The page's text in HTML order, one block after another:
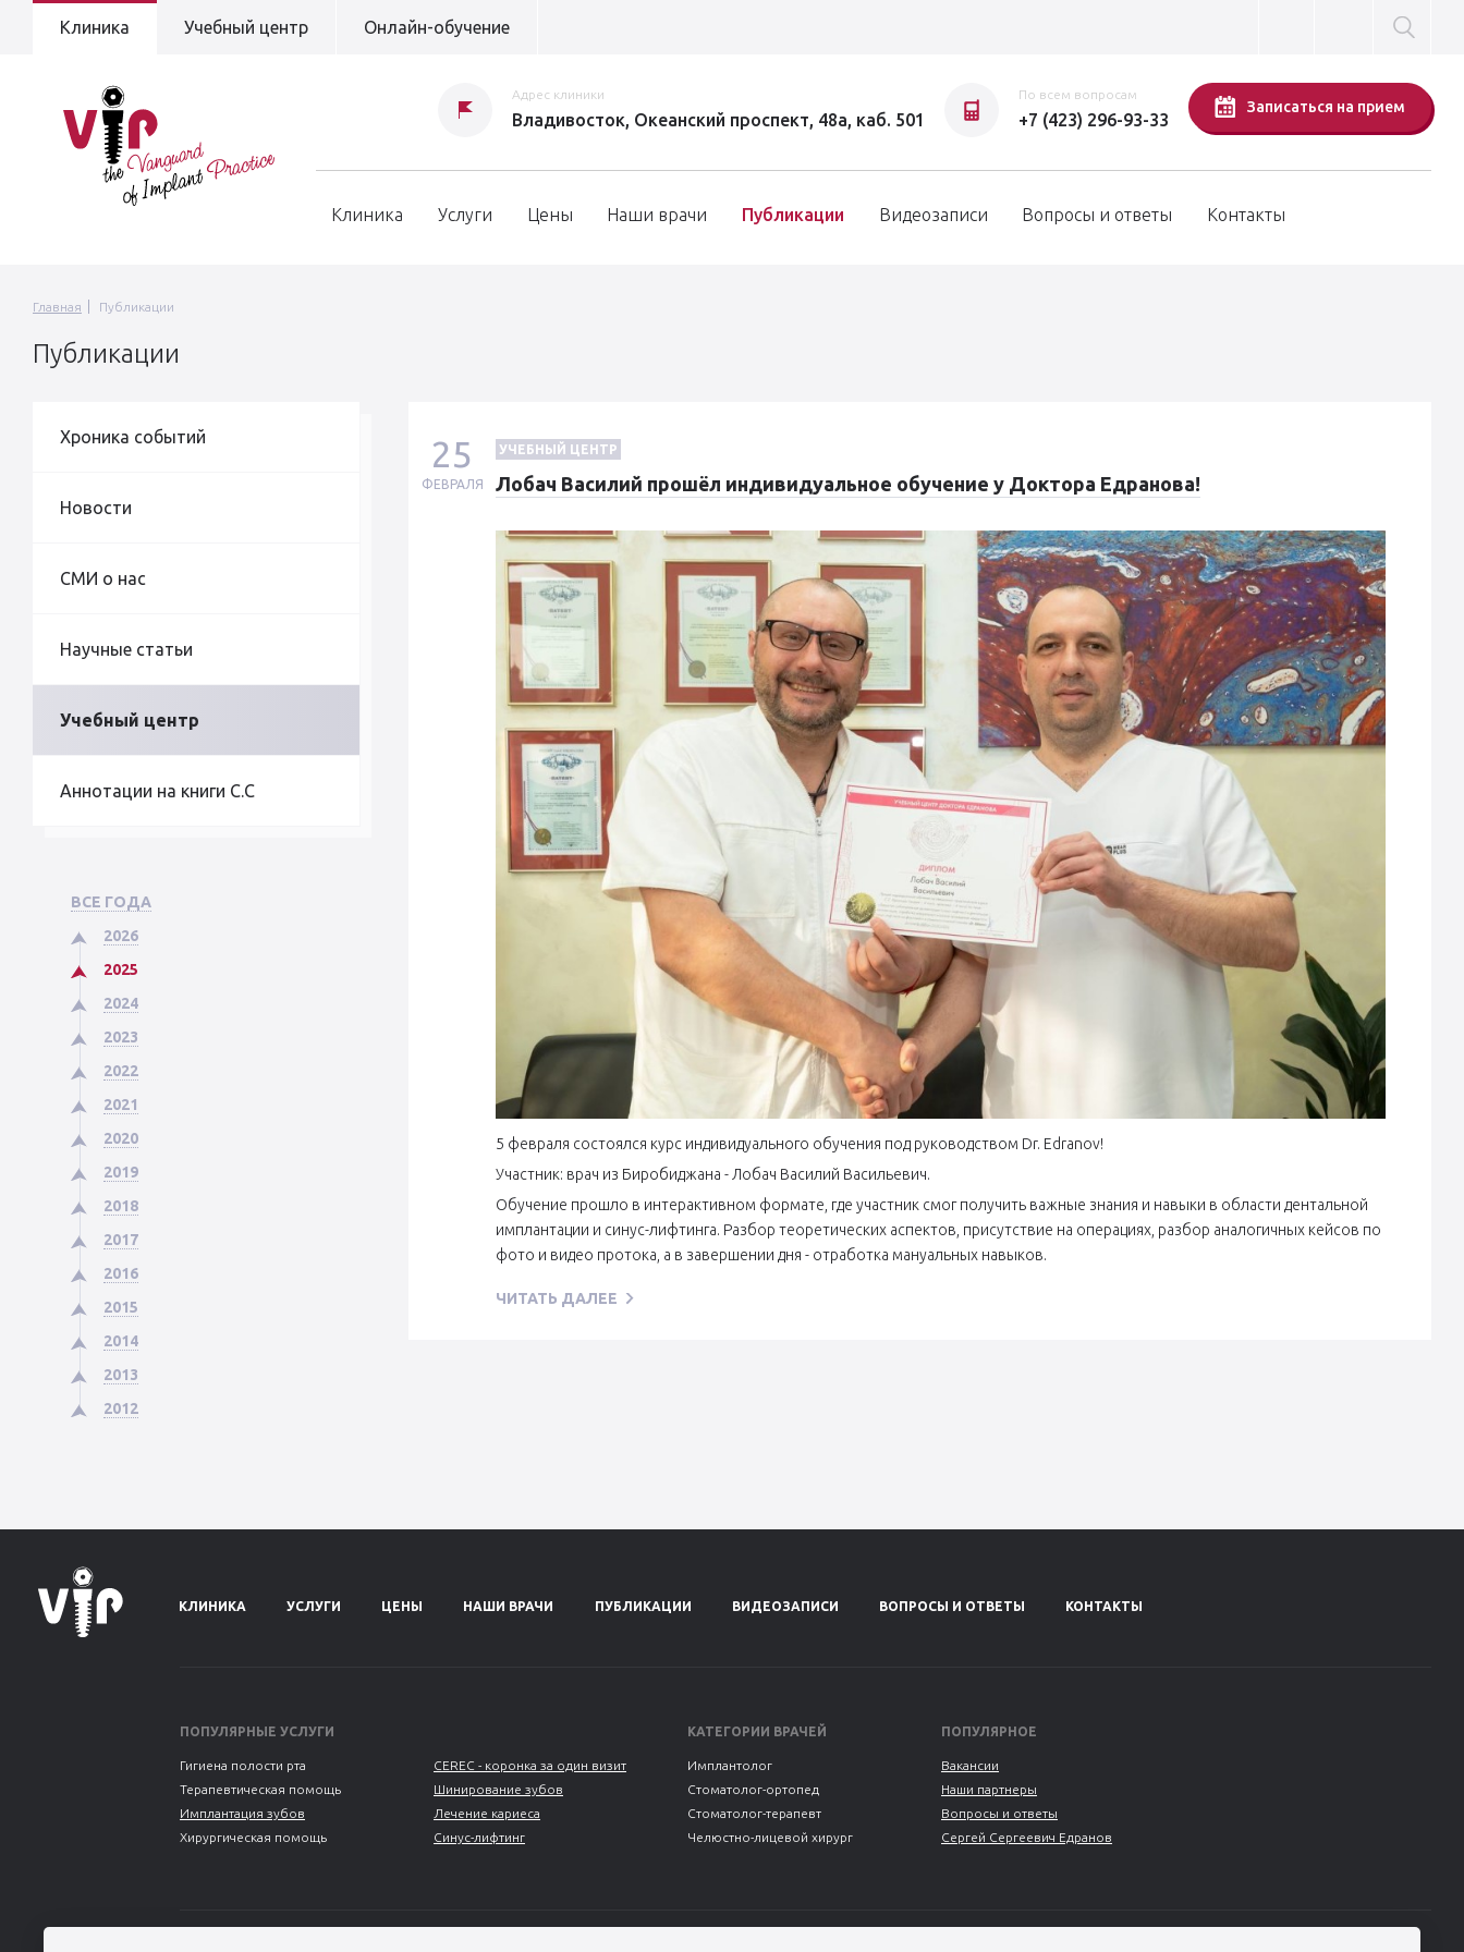
Клиника Учебный центр Онлайн-обучение
Адрес клиники
Владивосток, Океанский проспект, 48а, каб. 501
По всем вопросам
+7 (423) 296-93-33
Записаться на прием
Клиника Услуги Цены Наши врачи Публикации Видеозаписи Вопросы и ответы Контакты
Главная Публикации
Публикации
Хроника событий
Новости
СМИ о нас
Научные статьи
Учебный центр
Аннотации на книги С.С
ВСЕ ГОДА
2026
2025
2024
2023
2022
2021
2020
2019
2018
2017
2016
2015
2014
2013
2012
25
ФЕВРАЛЯ
УЧЕБНЫЙ ЦЕНТР
Лобач Василий прошёл индивидуальное обучение у Доктора Едранова!
5 февраля состоялся курс индивидуального обучения под руководством Dr. Edranov!
Участник: врач из Биробиджана - Лобач Василий Васильевич.
Обучение прошло в интерактивном формате, где участник смог получить важные знания и навыки в области дентальной
имплантации и синус-лифтинга. Разбор теоретических аспектов, присутствие на операциях, разбор аналогичных кейсов по
фото и видео протока, а в завершении дня - отработка мануальных навыков.
ЧИТАТЬ ДАЛЕЕ
КЛИНИКА УСЛУГИ ЦЕНЫ НАШИ ВРАЧИ ПУБЛИКАЦИИ ВИДЕОЗАПИСИ ВОПРОСЫ И ОТВЕТЫ КОНТАКТЫ
ПОПУЛЯРНЫЕ УСЛУГИ
Гигиена полости рта
Терапевтическая помощь
Имплантация зубов
Хирургическая помощь
CEREC - коронка за один визит
Шинирование зубов
Лечение кариеса
Синус-лифтинг
КАТЕГОРИИ ВРАЧЕЙ
Имплантолог
Стоматолог-ортопед
Стоматолог-терапевт
Челюстно-лицевой хирург
ПОПУЛЯРНОЕ
Вакансии
Наши партнеры
Вопросы и ответы
Сергей Сергеевич Едранов